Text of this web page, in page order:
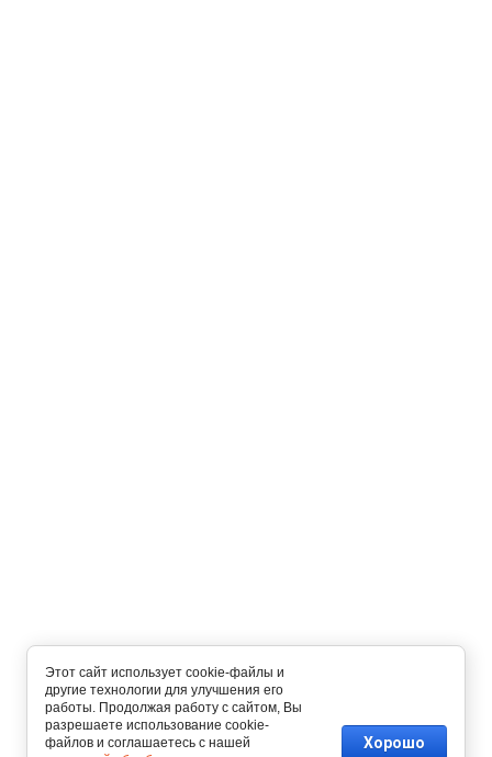
Этот сайт использует cookie-файлы и
другие технологии для улучшения его
работы. Продолжая работу с сайтом, Вы
разрешаете использование cookie-
файлов и соглашаетесь с нашей
Хорошо